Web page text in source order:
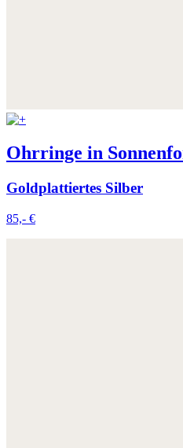
Ohrringe in
Goldplattiertes Silber
85,- €